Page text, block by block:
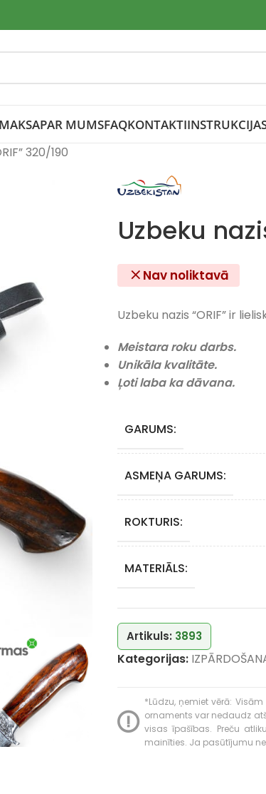
PAR MUMSFAQKONTAKTI
320/190
Uzbeku
Nav noliktavā
Uzbeku nazis “ORIF” ir
Meistara roku darbs.
Unikāla kvalitāte.
Ļoti laba ka dāvana.
GARUMS:
ASMEŅA GARUMS:
ROKTURIS:
MATERIĀLS:
Artikuls: 3893
Kategorijas:
*Lūdzu, ņemiet vērā:
ornaments var nedaudz
visas īpašības. Preču
mainīties. Ja pasūtījumu